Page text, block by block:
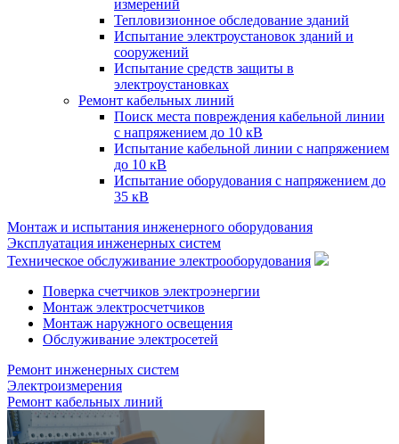
измерений
Тепловизионное обследование зданий
Испытание электроустановок зданий и
сооружений
Испытание средств защиты в
электроустановках
Ремонт кабельных линий
Поиск места повреждения кабельной линии
с напряжением до 10 кВ
Испытание кабельной линии с напряжением
до 10 кВ
Испытание оборудования с напряжением до
35 кВ
Монтаж и испытания инженерного оборудования
Эксплуатация инженерных систем
Техническое обслуживание электрооборудования
Поверка счетчиков электроэнергии
Монтаж электросчетчиков
Монтаж наружного освещения
Обслуживание электросетей
Ремонт инженерных систем
Электроизмерения
Ремонт кабельных линий